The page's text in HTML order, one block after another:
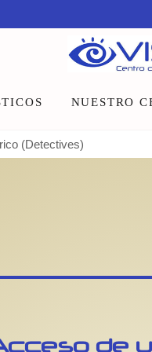
NUESTRO
Equipo
(Detectives)
de